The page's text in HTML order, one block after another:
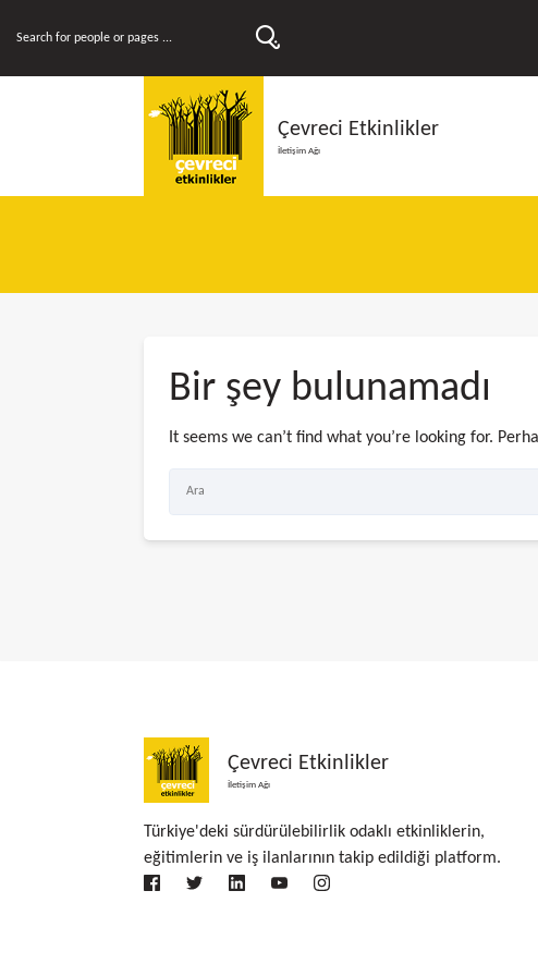
Çevreci Etkinlikler
İletişim Ağı
Bir şey bulunamadı
It seems we can’t find what you’re looking for.
Çevreci Etkinlikler
İletişim Ağı
Türkiye'deki sürdürülebilirlik odaklı etkinliklerin,
eğitimlerin ve iş ilanlarının takip edildiği platform.